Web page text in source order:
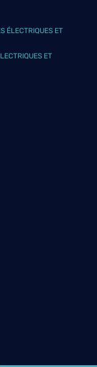
ÉLECTRIQUES ET
ET